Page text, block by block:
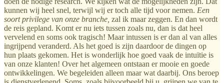
kunnen wij heel snel, terwijl wij er toch alle tijd voor nemen. Een
soort privilege van onze branche, zal ik maar zeggen. En dan wordt
de reis gepland. Komt er nu iets tussen zoals nu, dan is dat heel
vervelend en soms ook tragisch! Maar intussen is er dan al van alles
ingrijpend veranderd. Als het goed is zijn daardoor de dingen op
hun plaats gekomen. Het is wonderlijk hoe goed vaak de intuïtie is
van onze klanten! Over het algemeen ontstaan er mooie en goede
ontwikkelingen. We begeleiden alleen maar wat daarbij. Ons beroep